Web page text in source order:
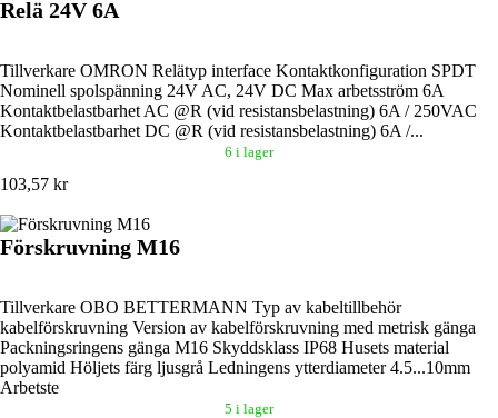
Relä 24V 6A
Tillverkare OMRON Relätyp interface Kontaktkonfiguration SPDT
Nominell spolspänning 24V AC, 24V DC Max arbetsström 6A
Kontaktbelastbarhet AC @R (vid resistansbelastning) 6A / 250VAC
Kontaktbelastbarhet DC @R (vid resistansbelastning) 6A /...
6 i lager
103,57 kr
Förskruvning M16
Tillverkare OBO BETTERMANN Typ av kabeltillbehör
kabelförskruvning Version av kabelförskruvning med metrisk gänga
Packningsringens gänga M16 Skyddsklass IP68 Husets material
polyamid Höljets färg ljusgrå Ledningens ytterdiameter 4.5...10mm
Arbetste
5 i lager